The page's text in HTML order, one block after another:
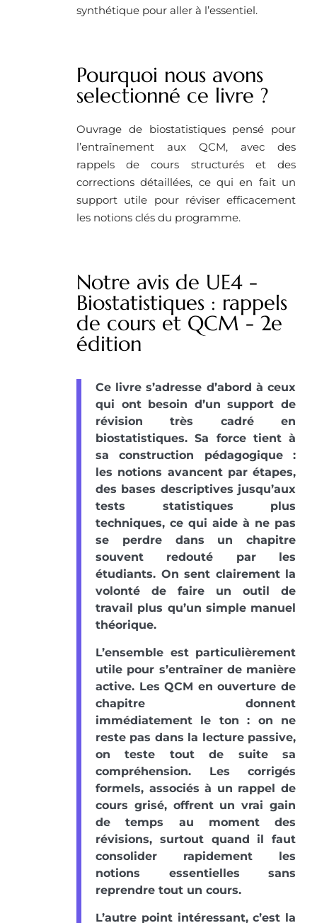
synthétique pour aller à l’essentiel.
Pourquoi nous avons
selectionné ce livre ? ​
Ouvrage de biostatistiques pensé pour
l’entraînement aux QCM, avec des
rappels de cours structurés et des
corrections détaillées, ce qui en fait un
support utile pour réviser efficacement
les notions clés du programme.
Notre avis de UE4 -
Biostatistiques : rappels
de cours et QCM - 2e
édition
Ce livre s’adresse d’abord à ceux
qui ont besoin d’un support de
révision très cadré en
biostatistiques. Sa force tient à
sa construction pédagogique :
les notions avancent par étapes,
des bases descriptives jusqu’aux
tests statistiques plus
techniques, ce qui aide à ne pas
se perdre dans un chapitre
souvent redouté par les
étudiants. On sent clairement la
volonté de faire un outil de
travail plus qu’un simple manuel
théorique.
L’ensemble est particulièrement
utile pour s’entraîner de manière
active. Les QCM en ouverture de
chapitre donnent
immédiatement le ton : on ne
reste pas dans la lecture passive,
on teste tout de suite sa
compréhension. Les corrigés
formels, associés à un rappel de
cours grisé, offrent un vrai gain
de temps au moment des
révisions, surtout quand il faut
consolider rapidement les
notions essentielles sans
reprendre tout un cours.
L’autre point intéressant, c’est la